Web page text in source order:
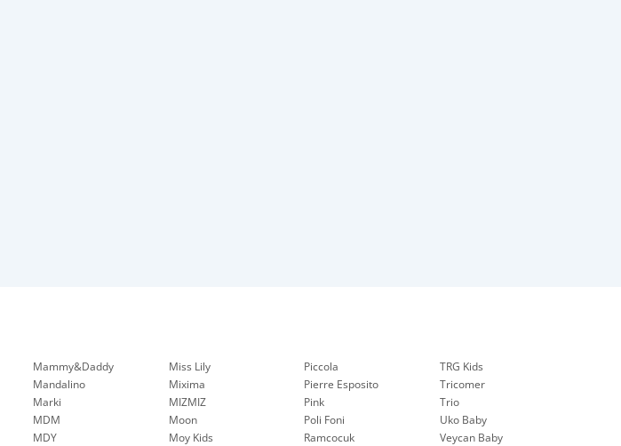
Mammy&Daddy
Mandalino
Marki
MDM
MDY
Miss Lily
Mixima
MIZMIZ
Moon
Moy Kids
Piccola
Pierre Esposito
Pink
Poli Foni
Ramcocuk
TRG Kids
Tricomer
Trio
Uko Baby
Veycan Baby